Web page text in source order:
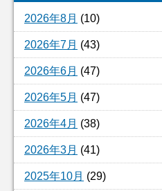
2026年8月 (10)
2026年7月 (43)
2026年6月 (47)
2026年5月 (47)
2026年4月 (38)
2026年3月 (41)
2025年10月 (29)